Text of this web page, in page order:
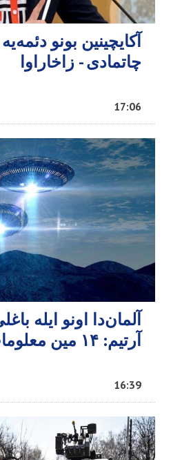
آکایچینین بونو
چاتمادی - زاخاراوا
17:06
آلمان‌دا اونو ایله
آرتیم: ۱۴ مین معلومات...
16:39